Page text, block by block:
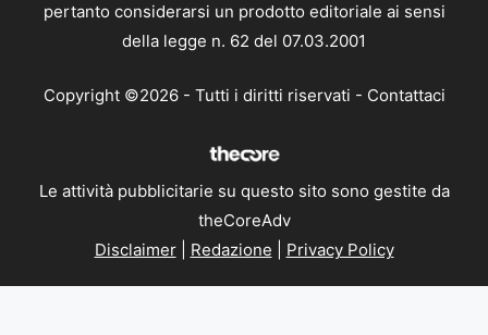
pertanto considerarsi un prodotto editoriale ai sensi
della legge n. 62 del 07.03.2001
Copyright ©2026 - Tutti i diritti riservati - Contattaci
Le attività pubblicitarie su questo sito sono gestite da
theCoreAdv
Disclaimer| Redazione Privacy Policy